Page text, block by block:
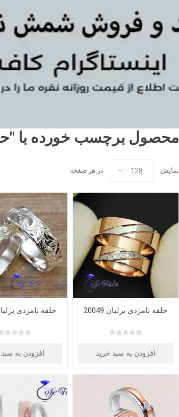
محصول برچسب خورده با
نمایش در هر صفحه
حلقه نامزدی برلیان 20049
افزودن به سبد خرید
حلقه نامزدی برلیان
افزودن به